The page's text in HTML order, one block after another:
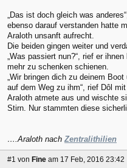
„Das ist doch gleich was
ebenso darauf verstanden hatte
Araloth unsanft aufrecht.
Die beiden gingen weiter und
„Was passiert nun?“, rief er
mehr zu schenken schienen.
„Wir bringen dich zu deinem
auf dem Weg zu ihm“, rief Dôl
Araloth atmete aus und wischte
Stirn. Nur stammten diese
….Araloth nachZentralithilien
#1 von Fine am 17 Feb, 2016 23:42